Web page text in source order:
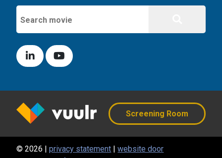
Screening Room
© 2026 |privacy statement |website door